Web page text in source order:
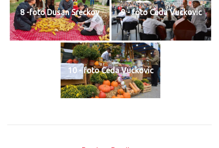
8 -foto Dusan Sreckov 9 - foto Ceda Vuckovic
10 - foto Ceda Vuckovic